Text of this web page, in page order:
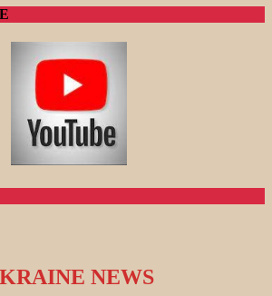
NEWS